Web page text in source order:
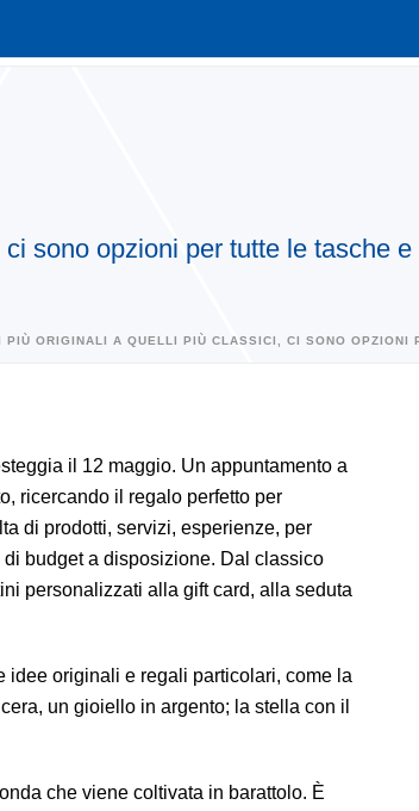
sono opzioni per tutte le tasche
PIÙ ORIGINALI A QUELLI PIÙ CLASSICI, CI SONO OPZIONI
il 12 maggio. Un appuntamento a
ricercando il regalo perfetto per
di prodotti, servizi, esperienze, per
budget a disposizione. Dal classico
personalizzati alla gift card, alla seduta
originali e regali particolari, come la
un gioiello in argento; la stella con il
che viene coltivata in barattolo. È